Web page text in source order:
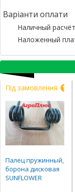
Варіанти оплати
Наличный расчёт
Наложенный
Під замовлення
Палец пружинный,
борона дисковая
SUNFLOWER